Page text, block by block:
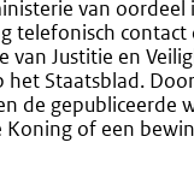
van
telefonisch
van Justitie en
Staatsblad.
de gepubliceerde
Koning of een